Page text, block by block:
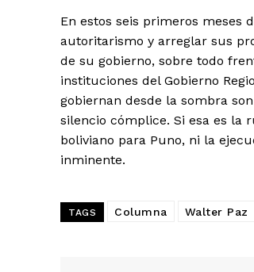
En estos seis primeros meses
autoritarismo y arreglar sus
de su gobierno, sobre todo
instituciones del Gobierno
gobiernan desde la sombra
silencio cómplice. Si esa es la
boliviano para Puno, ni la
inminente.
TAGS Columna Walter Paz